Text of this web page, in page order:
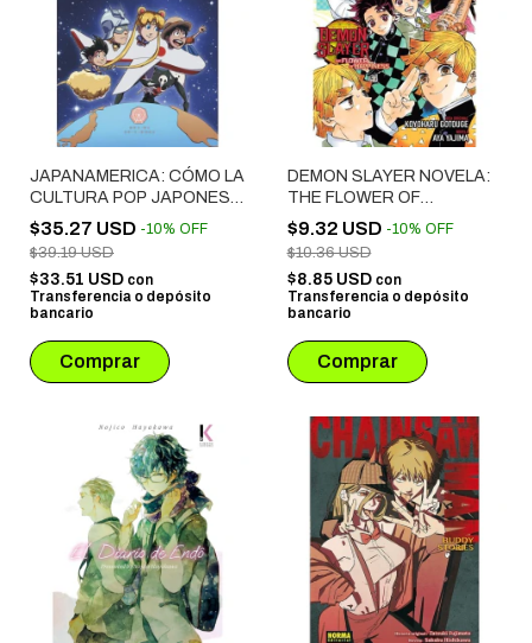
JAPANAMERICA: CÓMO LA
CULTURA POP JAPONESA
CONQUISTÓ OCCIDENTE
$35.27 USD -10% OFF
$39.19 USD
$33.51 USD con
Transferencia o depósito
bancario
DEMON SLAYER NOVELA:
THE FLOWER OF
HAPPINESS
$9.32 USD -10% OFF
$10.36 USD
$8.85 USD con
Transferencia o depósito
bancario